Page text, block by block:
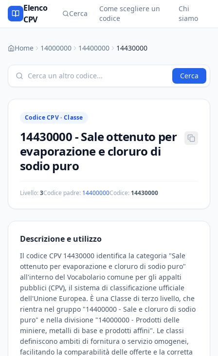
Elenco
CPV
Cerca
Come scegliere un
codice
Chi
siamo
Home 14000000 14400000 14430000
Cerca
Codice CPV · Classe
14430000-Sale ottenuto per
evaporazione e cloruro di
sodio puro
Livello:3Codice padre: 14400000Codice: 14430000
Descrizione e utilizzo
Il codice CPV 14430000 identifica la categoria "Sale
ottenuto per evaporazione e cloruro di sodio puro"
all'interno del Vocabolario comune per gli appalti
pubblici (CPV), il sistema di classificazione ufficiale
dell'Unione Europea. È una Classe di terzo livello, che
rientra nel gruppo "14400000 - Sale e cloruro di sodio
puro" e nella divisione "14000000 - Prodotti delle
miniere, metalli di base e prodotti affini". Le classi
definiscono ambiti di fornitura o servizio omogenei,
facilitando la comparabilità delle offerte e la corretta